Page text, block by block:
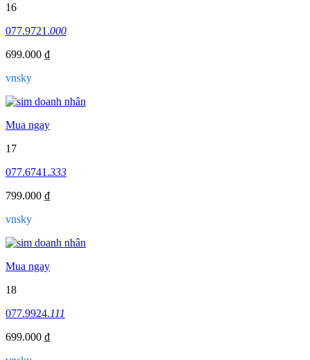
16
077.9721.000
699.000 ₫
vnsky
Mua ngay
17
077.6741.333
799.000 ₫
vnsky
Mua ngay
18
077.9924.111
699.000 ₫